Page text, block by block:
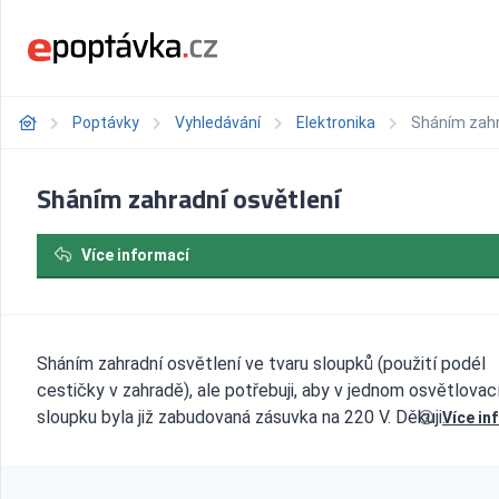
Poptávky Vyhledávání Elektronika Sháním
Sháním zahradní osvětlení
Více informací
Sháním zahradní osvětlení ve tvaru sloupků (použití podél
cestičky v zahradě), ale potřebuji, aby v jednom
sloupku byla již zabudovaná zásuvka na 220 V. Děkuji.Více